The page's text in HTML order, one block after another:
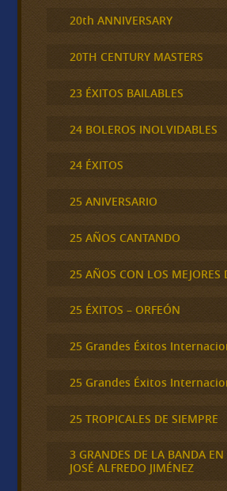
20th ANNIVERSARY
20TH CENTURY MASTERS
23 ÉXITOS BAILABLES
24 BOLEROS INOLVIDABLES
24 ÉXITOS
25 ANIVERSARIO
25 AÑOS CANTANDO
25 AÑOS CON LOS MEJORES
25 ÉXITOS – ORFEÓN
25 Grandes Éxitos
25 Grandes Éxitos
25 TROPICALES DE SIEMPRE
3 GRANDES DE LA BANDA
JOSÉ ALFREDO JIMÉNEZ